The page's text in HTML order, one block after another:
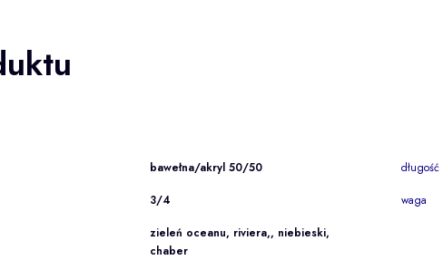
bawełna/akryl 50/50 długość
3/4 waga
zieleń oceanu, riviera,, niebieski,
chaber